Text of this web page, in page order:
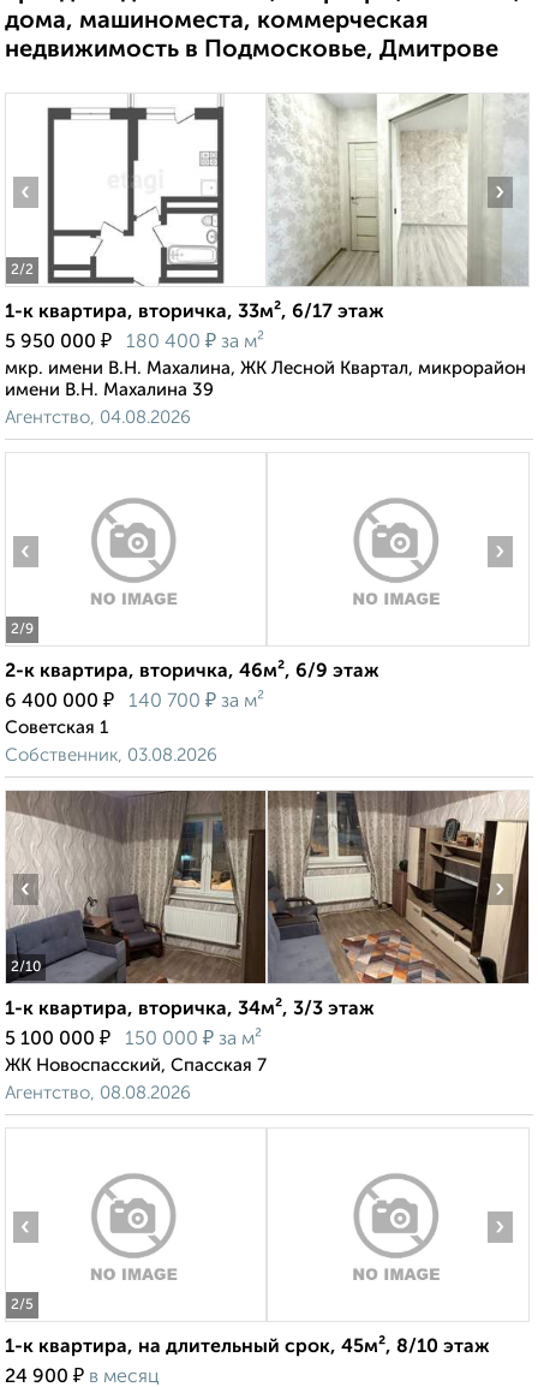
дома, машиноместа, коммерческая
недвижимость в Подмосковье, Дмитрове
2/2
‹ ›
1-к квартира, вторичка, 33м², 6/17 этаж
5 950 000 ₽ 180 400 ₽ за м²
мкр. имени В.Н. Махалина, ЖК Лесной Квартал, микрорайон
имени В.Н. Махалина 39
Агентство, 04.08.2026
2/9
‹ ›
2-к квартира, вторичка, 46м², 6/9 этаж
6 400 000 ₽ 140 700 ₽ за м²
Советская 1
Собственник, 03.08.2026
2/10
‹ ›
1-к квартира, вторичка, 34м², 3/3 этаж
5 100 000 ₽ 150 000 ₽ за м²
ЖК Новоспасский, Спасская 7
Агентство, 08.08.2026
2/5
‹ ›
1-к квартира, на длительный срок, 45м², 8/10 этаж
24 900 ₽ в месяц